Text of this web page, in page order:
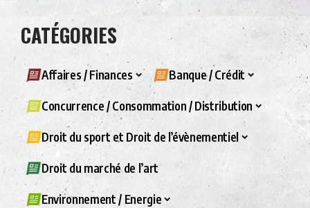
CATÉGORIES
Affaires / Finances Banque / Crédit
Concurrence / Consommation / Distribution
Droit du sport et Droit de l’évènementiel
Droit du marché de l’art
Environnement / Energie